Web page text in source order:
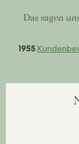
Das sagen
1955